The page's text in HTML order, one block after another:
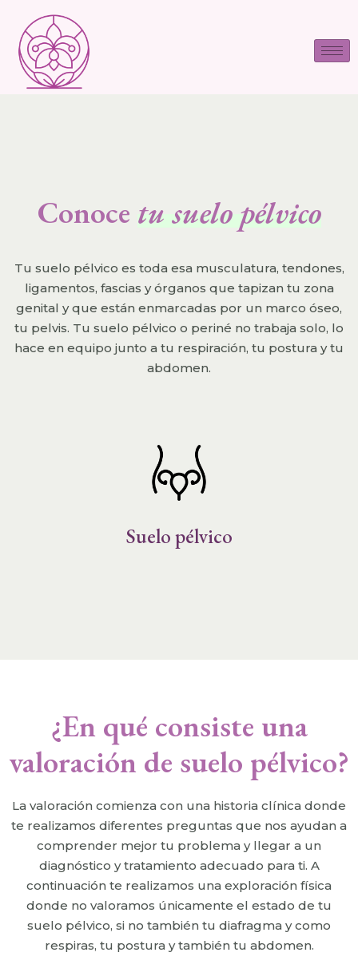
Conoce tu suelo pélvico
Tu suelo pélvico es toda esa musculatura, tendones,
ligamentos, fascias y órganos que tapizan tu zona
genital y que están enmarcadas por un marco óseo,
tu pelvis. Tu suelo pélvico o periné no trabaja solo, lo
hace en equipo junto a tu respiración, tu postura y tu
abdomen.
Suelo pélvico
¿En qué consiste una
valoración de suelo pélvico?
La valoración comienza con una historia clínica donde
te realizamos diferentes preguntas que nos ayudan a
comprender mejor tu problema y llegar a un
diagnóstico y tratamiento adecuado para ti. A
continuación te realizamos una exploración física
donde no valoramos únicamente el estado de tu
suelo pélvico, si no también tu diafragma y como
respiras, tu postura y también tu abdomen.